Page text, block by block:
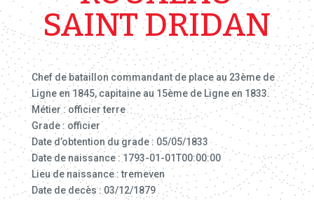
SAINT DRIDAN
Chef de bataillon commandant de place au 23ème de
Ligne en 1845, capitaine au 15ème de Ligne en 1833.
Métier : officier terre
Grade : officier
Date d’obtention du grade : 05/05/1833
Date de naissance : 1793-01-01T00:00:00
Lieu de naissance : tremeven
Date de decès : 03/12/1879